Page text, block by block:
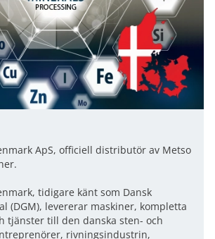
ApS, officiell distributör av Metso
tidigare känt som Dansk
(DGM), levererar maskiner, kompletta
tjänster till den danska sten- och
rivningsindustrin,